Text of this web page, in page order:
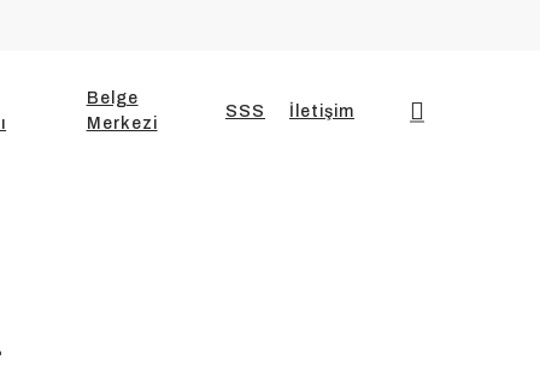
Belge
Merkezi
SSS İletişim